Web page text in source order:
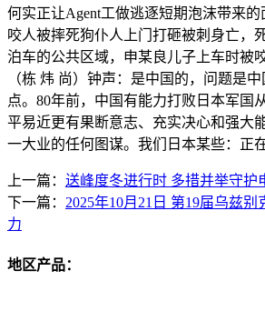
何实正让Agent工做逃逐短期泡沫带来
咬人被摔死狗仆人上门打砸被刺身亡，
泊车的公共区域，申某良儿子上车时被
（栋 炜 尚）钟声：是中国的，问题是
点。80年前，中国有能力打败日本军国
平易近更有果断意志、充实决心和强大
一大业的任何图谋。我们日本某些：正
上一篇： 送峰度冬进行时 多措并举守护
下一篇： 2025年10月21日 第19届乌兹
力
地区产品：